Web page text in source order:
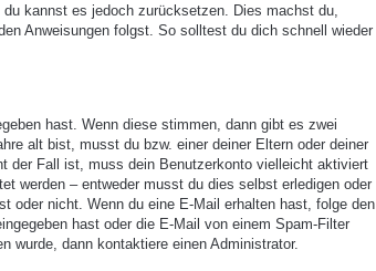
kannst es jedoch zurücksetzen. Dies machst du,
Anweisungen folgst. So solltest du dich schnell wieder
hast. Wenn diese stimmen, dann gibt es zwei
alt bist, musst du bzw. einer deiner Eltern oder deiner
der Fall ist, muss dein Benutzerkonto vielleicht aktiviert
werden – entweder musst du dies selbst erledigen oder
oder nicht. Wenn du eine E-Mail erhalten hast, folge den
hast oder die E-Mail von einem Spam-Filter
wurde, dann kontaktiere einen Administrator.